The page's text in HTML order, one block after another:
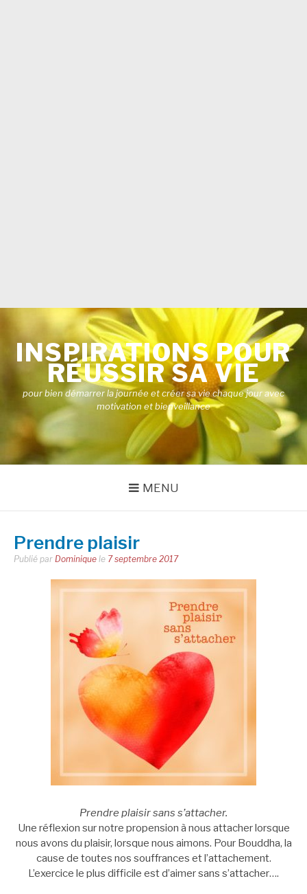
contenuINSPIRATIONS POUR
RÉUSSIR SA VIE
pour bien démarrer la journée et créer sa vie chaque jour avec
motivation et bienveillance
MENU
Prendre plaisir
Publié par Dominique le 7 septembre 2017
Prendre plaisir sans s’attacher.
Une réflexion sur notre propension à nous attacher lorsque
nous avons du plaisir, lorsque nous aimons. Pour Bouddha, la
cause de toutes nos souffrances et l’attachement.
L’exercice le plus difficile est d’aimer sans s’attacher….